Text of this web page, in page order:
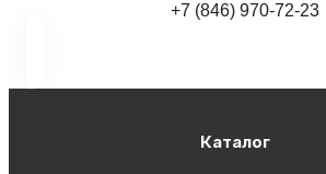
+7 (846) 970-72-23
Каталог